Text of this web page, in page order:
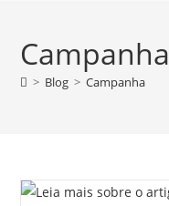
Campanha
> Blog > Campanha